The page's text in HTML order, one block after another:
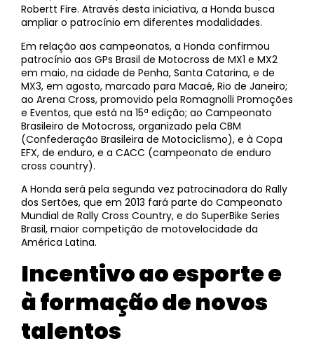
Robertt Fire. Através desta iniciativa, a Honda busca
ampliar o patrocínio em diferentes modalidades.
Em relação aos campeonatos, a Honda confirmou
patrocínio aos GPs Brasil de Motocross de MX1 e MX2
em maio, na cidade de Penha, Santa Catarina, e de
MX3, em agosto, marcado para Macaé, Rio de Janeiro;
ao Arena Cross, promovido pela Romagnolli Promoções
e Eventos, que está na 15ª edição; ao Campeonato
Brasileiro de Motocross, organizado pela CBM
(Confederação Brasileira de Motociclismo), e à Copa
EFX, de enduro, e a CACC (campeonato de enduro
cross country).
A Honda será pela segunda vez patrocinadora do Rally
dos Sertões, que em 2013 fará parte do Campeonato
Mundial de Rally Cross Country, e do SuperBike Series
Brasil, maior competição de motovelocidade da
América Latina.
Incentivo ao esporte e
à formação de novos
talentos